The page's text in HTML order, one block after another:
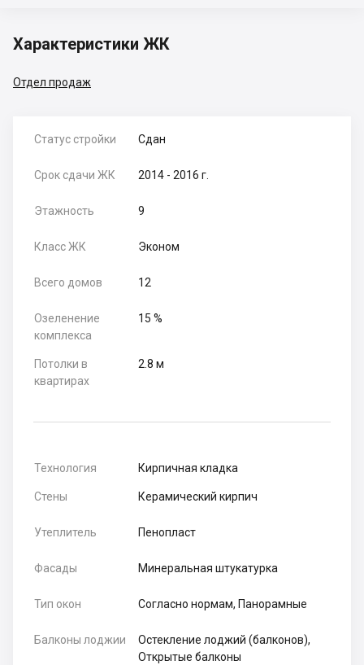
Характеристики ЖК
Отдел продаж
Статус стройки Сдан
Срок сдачи ЖК 2014 - 2016 г.
Этажность 9
Класс ЖК Эконом
Всего домов 12
Озеленение
комплекса
15 %
Потолки в
квартирах
2.8 м
Технология Кирпичная кладка
Стены Керамический кирпич
Утеплитель Пенопласт
Фасады Минеральная штукатурка
Тип окон Согласно нормам, Панорамные
Балконы лоджии
Остекление лоджий (балконов),
Открытые балконы